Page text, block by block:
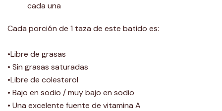
cada una
Cada porción de 1 taza de este batido es:
•Libre de grasas
• Sin grasas saturadas
•Libre de colesterol
• Bajo en sodio / muy bajo en sodio
• Una excelente fuente de vitamina A